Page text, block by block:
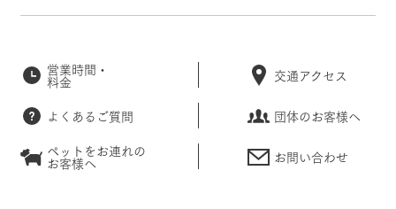
営業時間・
料金 交通アクセス
よくあるご質問
団体のお客様へ
ペットをお連れの
お客様へ お問い合わせ